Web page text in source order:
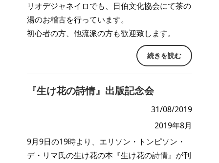
リオデジャネイロでも、日伯文化協会にて茶の
湯のお稽古を行っています。
初心者の方、他流派の方も歓迎致します。
続きを読む
『生け花の詩情』出版記念会
31/08/2019
2019年8月
9月9日の19時より、エリソン・トンピソン・
デ・リマ氏の生け花の本『生け花の詩情』が刊